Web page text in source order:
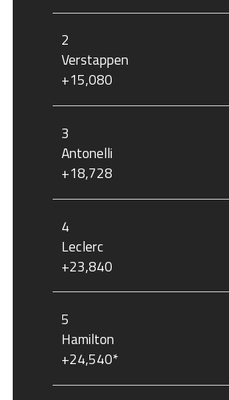
2
Verstappen
+15,080
3
Antonelli
+18,728
4
Leclerc
+23,840
5
Hamilton
+24,540*